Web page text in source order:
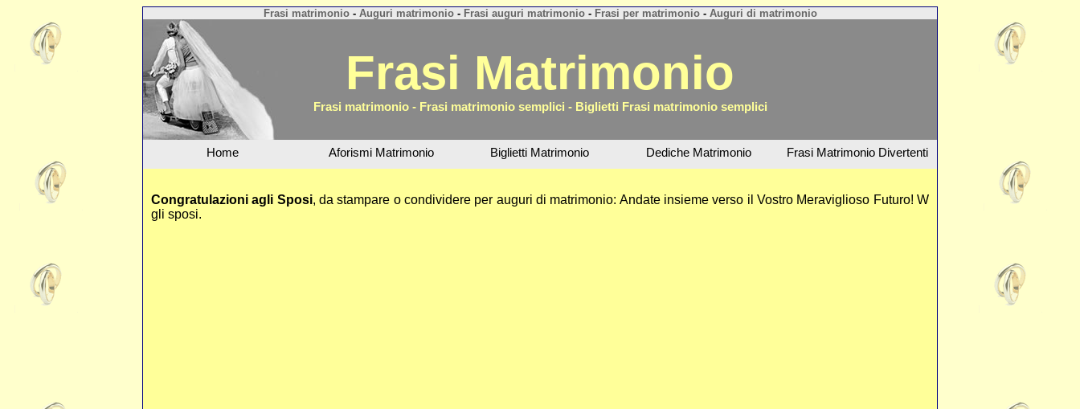
Frasi matrimonio- Auguri matrimonio- Frasi auguri matrimonio- Frasi per matrimonio- Auguri di matrimonio
Frasi Matrimonio
Frasi matrimonio - Frasi matrimonio semplici - Biglietti Frasi matrimonio semplici
Home Aforismi Matrimonio Biglietti Matrimonio Dediche Matrimonio Frasi Matrimonio Divertenti
Congratulazioni agli Sposi, da stampare o condividere per auguri di matrimonio: Andate insieme verso il Vostro Meraviglioso Futuro! W
gli sposi.